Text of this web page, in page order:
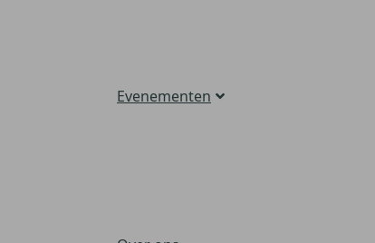
Evenementen